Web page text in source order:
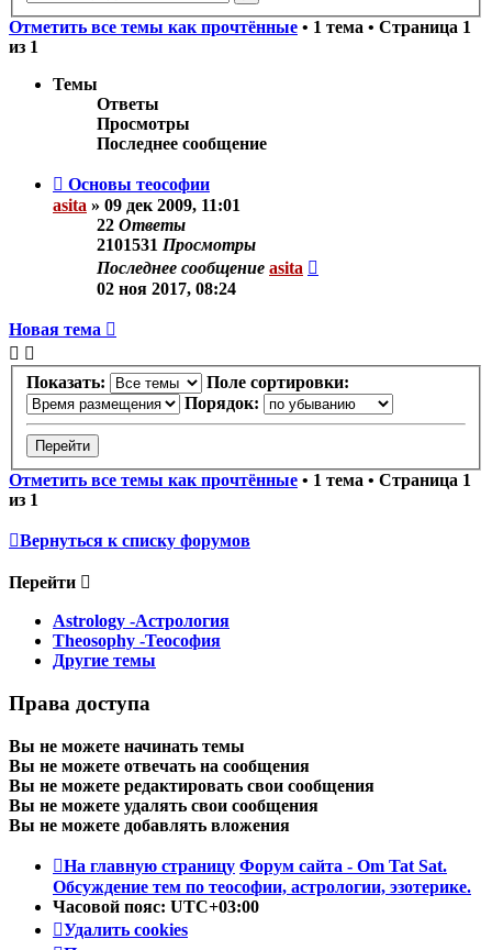
Отметить все темы как прочтённые • 1 тема • Страница 1
из 1
Темы
Ответы
Просмотры
Последнее сообщение
Основы теософии
asita » 09 дек 2009, 11:01
22 Ответы
2101531 Просмотры
Последнее сообщение asita
02 ноя 2017, 08:24
Новая тема
Показать:
Поле сортировки:
Порядок:
Отметить все темы как прочтённые • 1 тема • Страница 1
из 1
Вернуться к списку форумов
Перейти
Astrology -Астрология
Theosophy -Теософия
Другие темы
Права доступа
Вы не можете начинать темы
Вы не можете отвечать на сообщения
Вы не можете редактировать свои сообщения
Вы не можете удалять свои сообщения
Вы не можете добавлять вложения
На главную страницу Форум сайта - Om Tat Sat.
Обсуждение тем по теософии, астрологии, эзотерике.
Часовой пояс: UTC+03:00
Удалить cookies